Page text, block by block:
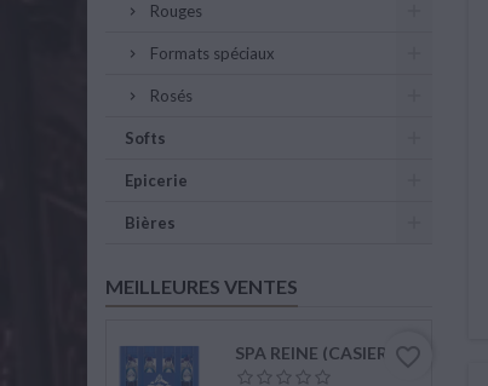
Rouges
Formats spéciaux
Rosés
Softs
Epicerie
Bières
MEILLEURES VENTES
SPA REINE (CASIER DE 12 X 1L)
favorite_border